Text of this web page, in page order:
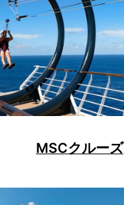
MSCクルーズ